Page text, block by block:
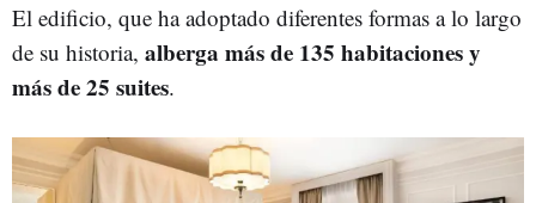
El edificio, que ha adoptado diferentes formas a lo largo
de su historia, alberga más de 135 habitaciones y
más de 25 suites.